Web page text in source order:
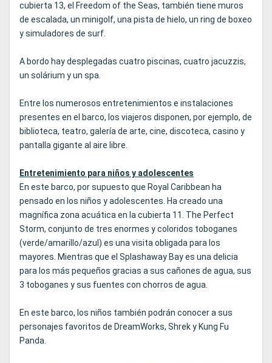
cubierta 13, el Freedom of the Seas, también tiene muros
de escalada, un minigolf, una pista de hielo, un ring de boxeo
y simuladores de surf.
A bordo hay desplegadas cuatro piscinas, cuatro jacuzzis,
un solárium y un spa.
Entre los numerosos entretenimientos e instalaciones
presentes en el barco, los viajeros disponen, por ejemplo, de
biblioteca, teatro, galería de arte, cine, discoteca, casino y
pantalla gigante al aire libre.
Entretenimiento para niños y adolescentes
En este barco, por supuesto que Royal Caribbean ha
pensado en los niños y adolescentes. Ha creado una
magnífica zona acuática en la cubierta 11. The Perfect
Storm, conjunto de tres enormes y coloridos toboganes
(verde/amarillo/azul) es una visita obligada para los
mayores. Mientras que el Splashaway Bay es una delicia
para los más pequeños gracias a sus cañones de agua, sus
3 toboganes y sus fuentes con chorros de agua.
En este barco, los niños también podrán conocer a sus
personajes favoritos de DreamWorks, Shrek y Kung Fu
Panda.